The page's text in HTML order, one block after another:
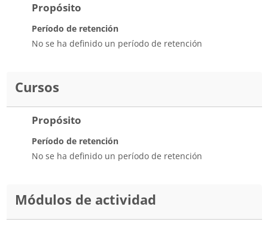
Propósito
Período de retención
No se ha definido un período de retención
Cursos
Propósito
Período de retención
No se ha definido un período de retención
Módulos de actividad